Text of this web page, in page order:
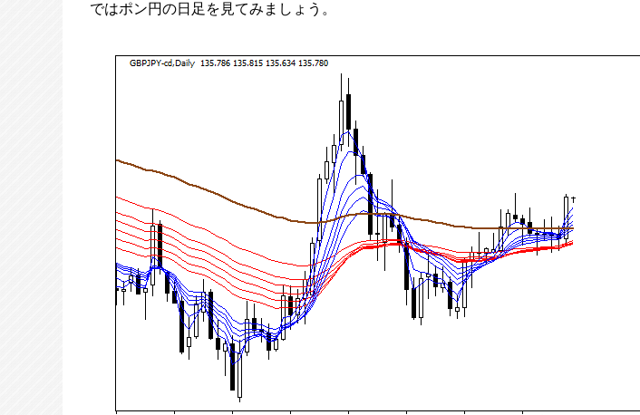
ではポン円の日足を見てみましょう。